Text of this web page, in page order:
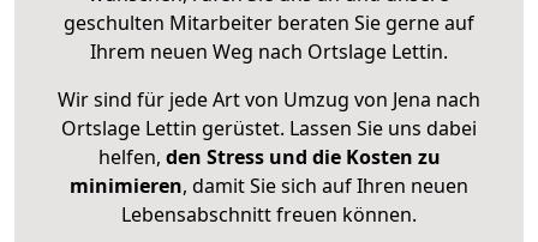
geschulten Mitarbeiter beraten Sie gerne auf
Ihrem neuen Weg nach Ortslage Lettin.
Wir sind für jede Art von Umzug von Jena nach
Ortslage Lettin gerüstet. Lassen Sie uns dabei
helfen, den Stress und die Kosten zu
minimieren, damit Sie sich auf Ihren neuen
Lebensabschnitt freuen können.